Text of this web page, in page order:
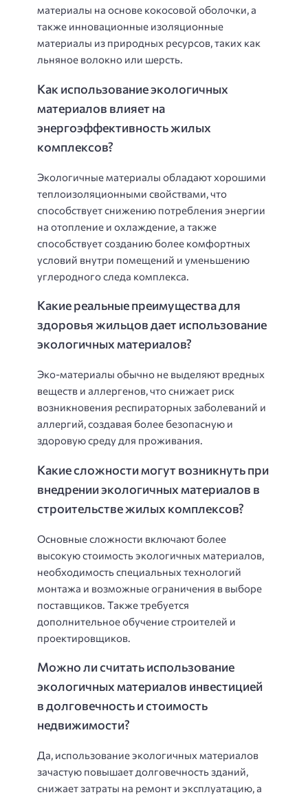
материалы на основе кокосовой оболочки, а
также инновационные изоляционные
материалы из природных ресурсов, таких как
льняное волокно или шерсть.
Как использование экологичных
материалов влияет на
энергоэффективность жилых
комплексов?
Экологичные материалы обладают хорошими
теплоизоляционными свойствами, что
способствует снижению потребления энергии
на отопление и охлаждение, а также
способствует созданию более комфортных
условий внутри помещений и уменьшению
углеродного следа комплекса.
Какие реальные преимущества для
здоровья жильцов дает использование
экологичных материалов?
Эко-материалы обычно не выделяют вредных
веществ и аллергенов, что снижает риск
возникновения респираторных заболеваний и
аллергий, создавая более безопасную и
здоровую среду для проживания.
Какие сложности могут возникнуть при
внедрении экологичных материалов в
строительстве жилых комплексов?
Основные сложности включают более
высокую стоимость экологичных материалов,
необходимость специальных технологий
монтажа и возможные ограничения в выборе
поставщиков. Также требуется
дополнительное обучение строителей и
проектировщиков.
Можно ли считать использование
экологичных материалов инвестицией
в долговечность и стоимость
недвижимости?
Да, использование экологичных материалов
зачастую повышает долговечность зданий,
снижает затраты на ремонт и эксплуатацию, а